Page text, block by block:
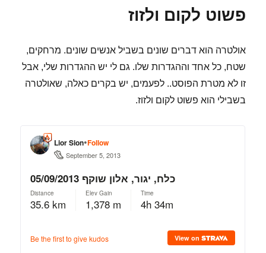
פשוט לקום ולזוז
אולטרה הוא דברים שונים בשביל אנשים שונים. מרחקים,
שטח, כל אחד וההגדרות שלו. גם לי יש ההגדרות שלי, אבל
זו לא מטרת הפוסט.. לפעמים, יש בקרים כאלה, שאולטרה
בשבילי הוא פשוט לקום ולזוז.